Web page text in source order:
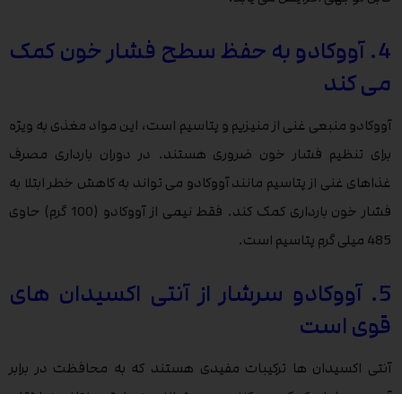
4. آووکادو به حفظ سطح فشار خون کمک
می کند
آووکادو منبعی غنی از منیزیم و پتاسیم است، این مواد مغذی به ‌ویژه
برای تنظیم فشار خون ضروری هستند. در دوران بارداری مصرف
غذاهای غنی از پتاسیم مانند آووکادو می تواند به کاهش خطر ابتلا به
فشار خون بارداری کمک کند. فقط نیمی از آووکادو (100 گرم) حاوی
485 میلی گرم پتاسیم است.
5. آووکادو سرشار از آنتی اکسیدان های
قوی است
آنتی اکسیدان ها ترکیبات مفیدی هستند که به محافظت در برابر